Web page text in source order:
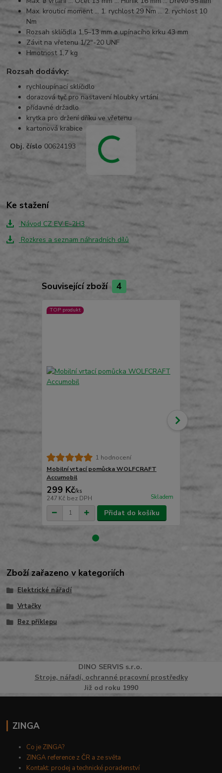
Max. krouticí moment … 1. rychlost 29 Nm … 2. rychlost 10
Nm
Rozsah sklíčidla 1,5–13 mm ø upínacího krku 43 mm
Závit na vřetenu 1/2"-20 UNF
Hmotnost 1,7 kg
Rozsah dodávky:
rychloupínací sklíčidlo
dorazová tyč pro nastavení hloubky vrtání
přídavné držadlo
krytka pro držení dříku ve vřetenu
kartonová krabice
Obj. číslo 00624193
Ke stažení
Návod CZ EV E-2H3
Rozkres a seznam náhradních dílů
Související zboží 4
TOP produkt
1 hodnocení
Mobilní vrtací pomůcka WOLFCRAFT
Accumobil
299 Kč/ks
247 Kč bez DPH Skladem
Přidat do košíku
1 380 Kč
Zboží zařazeno v kategoriích
Elektrické nářadí
Vrtačky
Bez příklepu
DINO SERVISs.r.o.
Stroje, nářadí, ochranné pracovní prostředky
Již od roku 1990
ZINGA
Co je ZINGA?
ZINGA reference z ČR a ze světa
Kontakt: prodej a technické poradenství